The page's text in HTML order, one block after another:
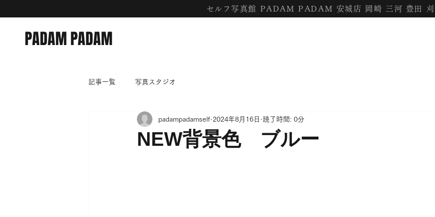
PADAM PADAM
セルフ写真館 PADAM PADAM 安城店 岡崎 三河 豊田
記事一覧 写真スタジオ
NEW背景色 ブルー
padampadamself 2024年8月16日 読了時間: 0分